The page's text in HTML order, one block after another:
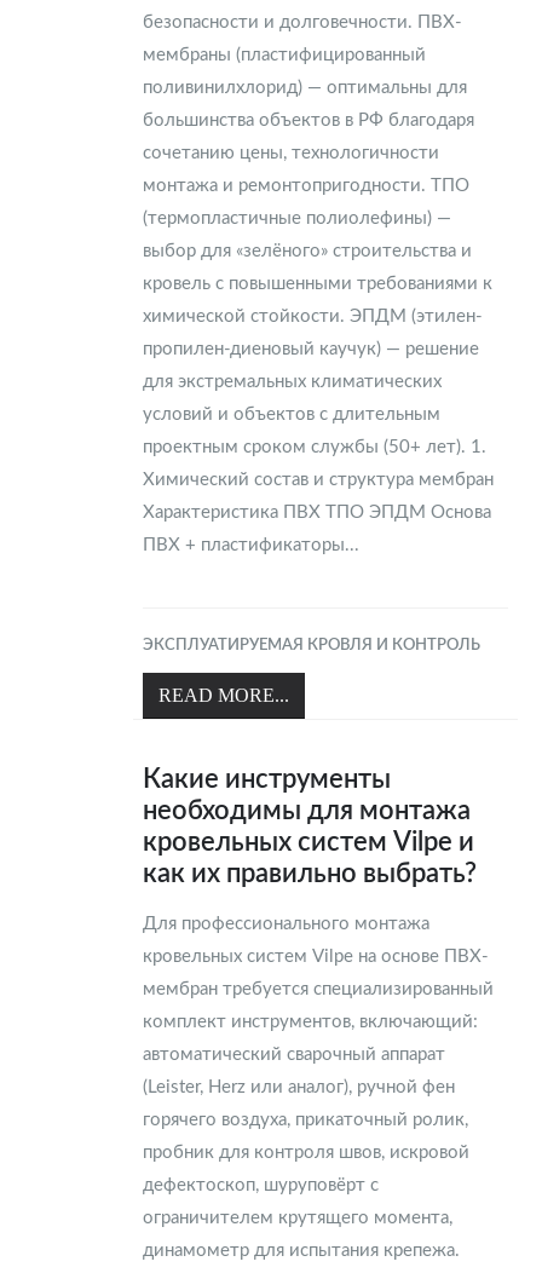
безопасности и долговечности. ПВХ-
мембраны (пластифицированный
поливинилхлорид) — оптимальны для
большинства объектов в РФ благодаря
сочетанию цены, технологичности
монтажа и ремонтопригодности. ТПО
(термопластичные полиолефины) —
выбор для «зелёного» строительства и
кровель с повышенными требованиями к
химической стойкости. ЭПДМ (этилен-
пропилен-диеновый каучук) — решение
для экстремальных климатических
условий и объектов с длительным
проектным сроком службы (50+ лет). 1.
Химический состав и структура мембран
Характеристика ПВХ ТПО ЭПДМ Основа
ПВХ + пластификаторы...
ЭКСПЛУАТИРУЕМАЯ КРОВЛЯ И КОНТРОЛЬ
READ MORE...
Какие инструменты
необходимы для монтажа
кровельных систем Vilpe и
как их правильно выбрать?
Для профессионального монтажа
кровельных систем Vilpe на основе ПВХ-
мембран требуется специализированный
комплект инструментов, включающий:
автоматический сварочный аппарат
(Leister, Herz или аналог), ручной фен
горячего воздуха, прикаточный ролик,
пробник для контроля швов, искровой
дефектоскоп, шуруповёрт с
ограничителем крутящего момента,
динамометр для испытания крепежа.